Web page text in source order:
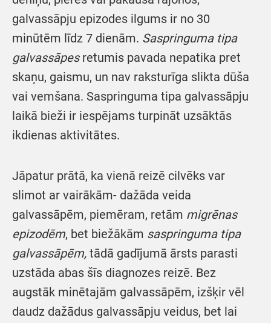
galvassāpju epizodes ilgums ir no 30
minūtēm līdz 7 dienām. Saspringuma tipa
galvassāpesretumis pavada nepatika pret
skaņu, gaismu, un nav raksturīga slikta dūša
vai vemšana. Saspringuma tipa galvassāpju
laikā bieži ir iespējams turpināt uzsāktās
ikdienas aktivitātes.
Jāpatur prātā, ka vienā reizē cilvēks var
slimot ar vairākām- dažāda veida
galvassāpēm, piemēram, retām migrēnas
epizodēm, bet biežākām saspringuma tipa
galvassāpēm, tādā gadījumā ārsts parasti
uzstāda abas šīs diagnozes reizē. Bez
augstāk minētajām galvassāpēm, izšķir vēl
daudz dažādus galvassāpju veidus, bet lai